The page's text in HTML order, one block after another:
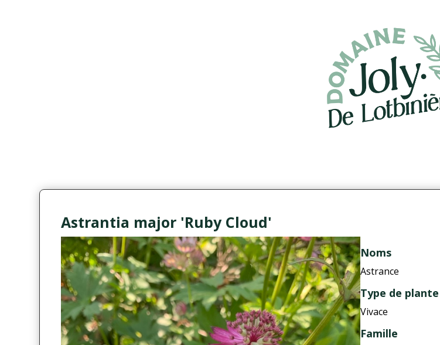
Astrantia major 'Ruby Cloud'
Noms
Astrance
Type de plante
Vivace
Famille